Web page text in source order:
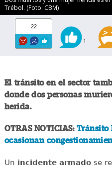
Trébol. (Foto: CBM)
22
1
El tránsito en el sector
donde dos personas
herida.
OTRAS NOTICIAS: Tránsito
ocasionan
Un incidente armadose